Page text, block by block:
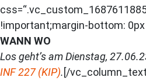
!important;margin-bottom:
WANN WO
Los geht’s am Dienstag,
INF 227 (KIP). [/